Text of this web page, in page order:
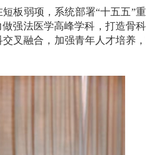
板弱项，系统部署“十五五”
强法医学高峰学科，打造骨
叉融合，加强青年人才培养